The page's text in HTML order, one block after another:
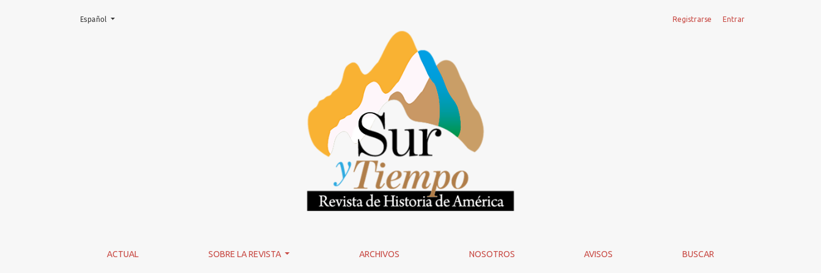
Contacto
ACTUAL SOBRE LA REVISTA ARCHIVOS NOSOTROS AVISOS BUSCAR
Registrarse Entrar
Cambiar el idioma. El actual es:
Español